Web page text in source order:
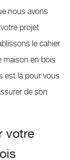
nous avons
projet
le cahier
maison en bois
est là pour vous
de son
votre